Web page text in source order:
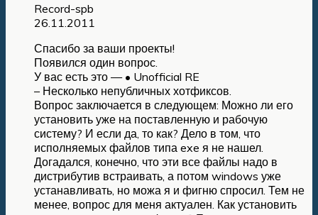
Record-spb
26.11.2011
Спасибо за ваши проекты!
Появился один вопрос.
У вас есть это — • Unofficial RE
– Несколько непубличных хотфиксов.
Вопрос заключается в следующем: Можно ли его
установить уже на поставленную и рабочую
систему? И если да, то как? Дело в том, что
исполняемых файлов типа exe я не нашел.
Догадался, конечно, что эти все файлы надо в
дистрибутив встраивать, а потом windows уже
устанавливать, но можа я и фигню спросил. Тем не
менее, вопрос для меня актуален. Как установить